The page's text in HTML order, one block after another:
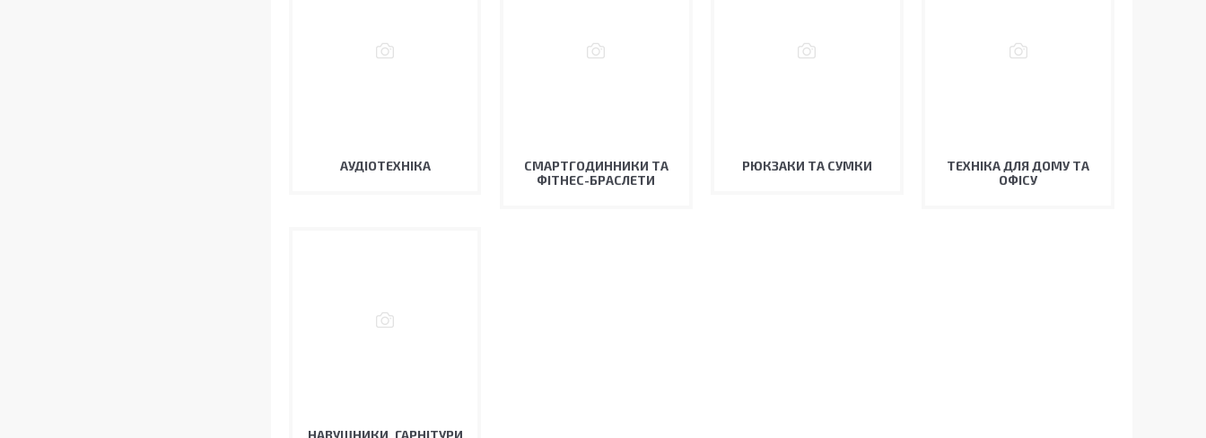
АУДІОТЕХНІКА
СМАРТГОДИННИКИ ТА
ФІТНЕС-БРАСЛЕТИ
РЮКЗАКИ ТА СУМКИ
ТЕХНІКА ДЛЯ ДОМУ ТА
ОФІСУ
НАВУШНИКИ, ГАРНІТУРИ